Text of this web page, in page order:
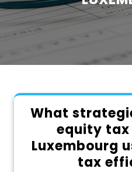
What
equity tax
Luxembourg
tax